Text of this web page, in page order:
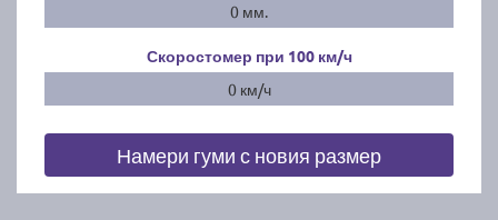
0 мм.
Скоростомер при 100 км/ч
0 км/ч
Намери гуми с новия размер